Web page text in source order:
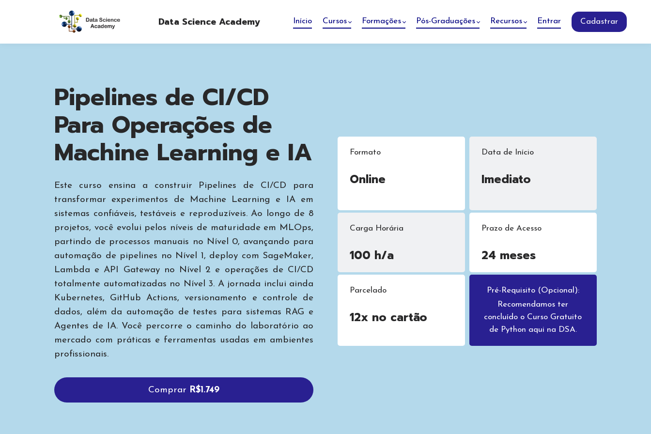
Data Science Academy Início Cursos Formações Pós-Graduações Recursos Entrar Cadastrar
Pipelines de CI/CD
Para Operações de
Machine Learning e IA
Este curso ensina a construir Pipelines de CI/CD para
transformar experimentos de Machine Learning e IA em
sistemas confiáveis, testáveis e reproduzíveis. Ao longo de 8
projetos, você evolui pelos níveis de maturidade em MLOps,
partindo de processos manuais no Nível 0, avançando para
automação de pipelines no Nível 1, deploy com SageMaker,
Lambda e API Gateway no Nível 2 e operações de CI/CD
totalmente automatizadas no Nível 3. A jornada inclui ainda
Kubernetes, GitHub Actions, versionamento e controle de
dados, além da automação de testes para sistemas RAG e
Agentes de IA. Você percorre o caminho do laboratório ao
mercado com práticas e ferramentas usadas em ambientes
profissionais.
Comprar R$1.749
Formato
Online
Data de Início
Imediato
Carga Horária
100 h/a
Prazo de Acesso
24 meses
Parcelado
12x no cartão
Pré-Requisito (Opcional):
Recomendamos ter
concluído o Curso Gratuito
de Python aqui na DSA.